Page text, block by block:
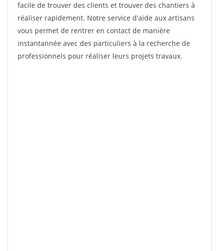
facile de trouver des clients et trouver des chantiers à
réaliser rapidement. Notre service d'aide aux artisans
vous permet de rentrer en contact de manière
instantannée avec des particuliers à la recherche de
professionnels pour réaliser leurs projets travaux.